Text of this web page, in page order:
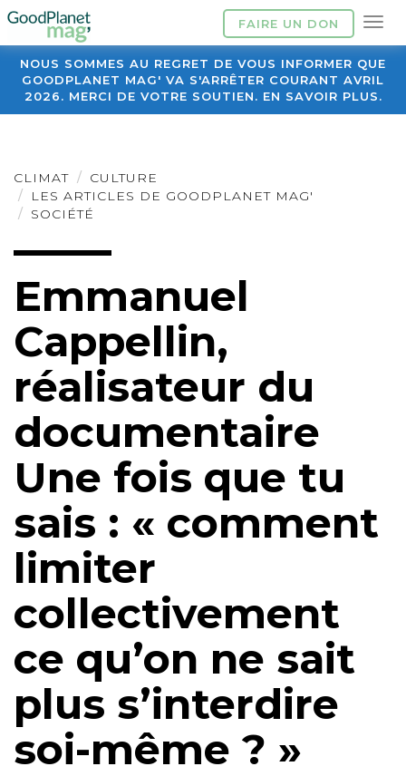
FAIRE UN DON
NOUS SOMMES AU REGRET DE VOUS INFORMER QUE
GOODPLANET MAG' VA S'ARRÊTER COURANT AVRIL
2026. MERCI DE VOTRE SOUTIEN. EN SAVOIR PLUS.
CLIMAT
CULTURE
LES ARTICLES DE GOODPLANET MAG'
SOCIÉTÉ
Emmanuel
Cappellin,
réalisateur du
documentaire
Une fois que tu
sais : « comment
limiter
collectivement
ce qu’on ne sait
plus s’interdire
soi-même ? »